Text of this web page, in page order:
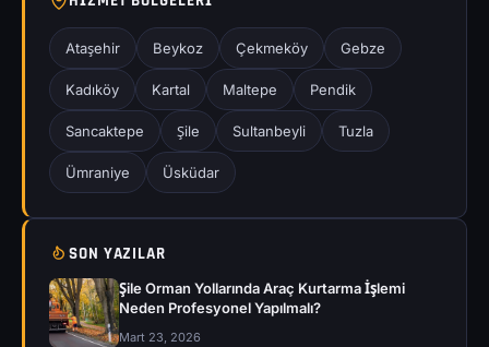
Ataşehir Beykoz Çekmeköy Gebze
Kadıköy Kartal Maltepe Pendik
Sancaktepe Şile Sultanbeyli Tuzla
Ümraniye Üsküdar
SON YAZILAR
Şile Orman Yollarında Araç Kurtarma İşlemi
Neden Profesyonel Yapılmalı?
Mart 23, 2026